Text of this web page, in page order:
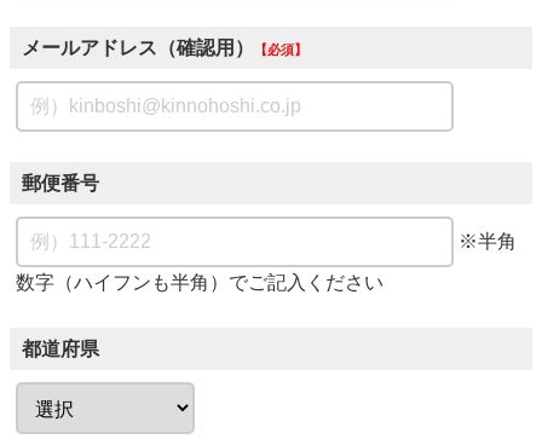
メールアドレス（確認用） 必須
郵便番号
※半角
数字（ハイフンも半角）でご記入ください
都道府県